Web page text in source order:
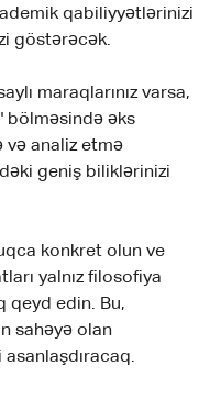
qabiliyyətlərinizi
göstərəcək.
maraqlarınız varsa,
bölməsində əks
və analiz etmə
geniş biliklərinizi
konkret olun ve
yalnız filosofiya
qeyd edin. Bu,
sahəyə olan
asanlaşdıracaq.